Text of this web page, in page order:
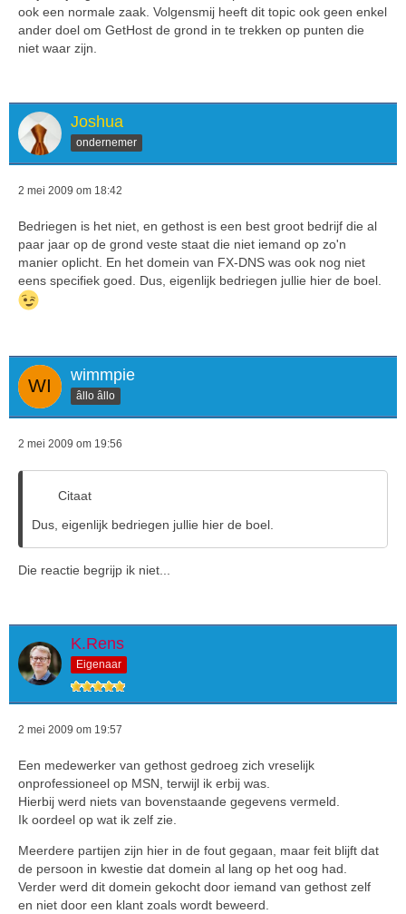
ook een normale zaak. Volgensmij heeft dit topic ook geen enkel
ander doel om GetHost de grond in te trekken op punten die
niet waar zijn.
Joshua
ondernemer
2 mei 2009 om 18:42
Bedriegen is het niet, en gethost is een best groot bedrijf die al
paar jaar op de grond veste staat die niet iemand op zo'n
manier oplicht. En het domein van FX-DNS was ook nog niet
eens specifiek goed. Dus, eigenlijk bedriegen jullie hier de boel.
wimmpie
âllo âllo
2 mei 2009 om 19:56
Citaat
Dus, eigenlijk bedriegen jullie hier de boel.
Die reactie begrijp ik niet...
K.Rens
Eigenaar
2 mei 2009 om 19:57
Een medewerker van gethost gedroeg zich vreselijk
onprofessioneel op MSN, terwijl ik erbij was.
Hierbij werd niets van bovenstaande gegevens vermeld.
Ik oordeel op wat ik zelf zie.
Meerdere partijen zijn hier in de fout gegaan, maar feit blijft dat
de persoon in kwestie dat domein al lang op het oog had.
Verder werd dit domein gekocht door iemand van gethost zelf
en niet door een klant zoals wordt beweerd.